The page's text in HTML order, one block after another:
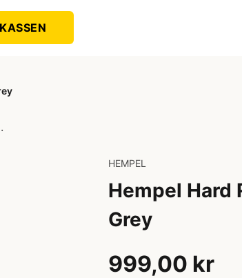
HEMPEL
Hempel Hard
Grey
999,00 kr